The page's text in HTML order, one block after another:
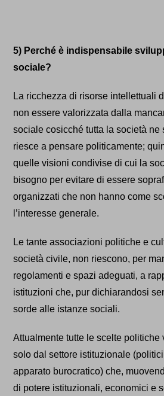
5) Perché è indispensabile
sociale?
La ricchezza di risorse intellettuali
non essere valorizzata dalla
sociale cosicché tutta la società ne
riesce a pensare politicamente;
quelle visioni condivise di cui la
bisogno per evitare di essere
organizzati che non hanno come
l’interesse generale.
Le tante associazioni politiche e
società civile, non riescono, per
regolamentiespazi adeguati, a
istituzioni che, pur dichiarandosi
sorde alle istanze sociali.
Attualmente tutte le scelte politiche
solo dal settore istituzionale
apparato burocratico) che,
di potere istituzionali, economici e